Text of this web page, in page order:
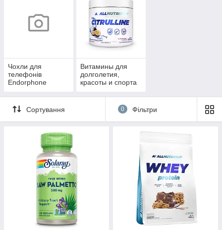
Чохли для
телефонів
Endorphone
Витамины для
долголетия,
красоты и спорта
Сортування 0 Фільтри